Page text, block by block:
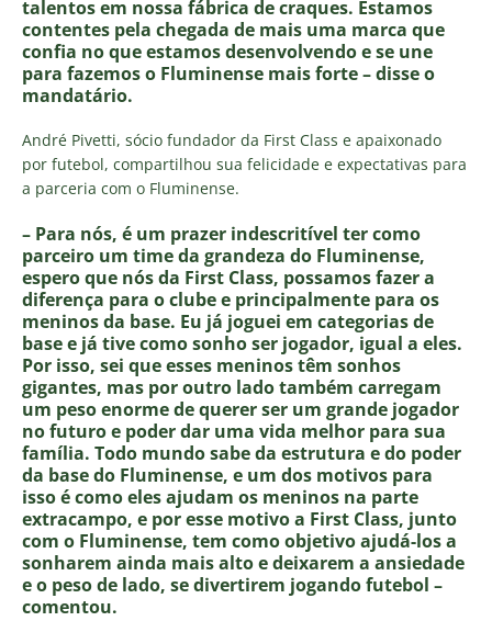
talentos em nossa fábrica de craques. Estamos
contentes pela chegada de mais uma marca que
confia no que estamos desenvolvendo e se une
para fazemos o Fluminense mais forte – disse o
mandatário.
André Pivetti, sócio fundador da First Class e apaixonado
por futebol, compartilhou sua felicidade e expectativas para
a parceria com o Fluminense.
– Para nós, é um prazer indescritível ter como
parceiro um time da grandeza do Fluminense,
espero que nós da First Class, possamos fazer a
diferença para o clube e principalmente para os
meninos da base. Eu já joguei em categorias de
base e já tive como sonho ser jogador, igual a eles.
Por isso, sei que esses meninos têm sonhos
gigantes, mas por outro lado também carregam
um peso enorme de querer ser um grande jogador
no futuro e poder dar uma vida melhor para sua
família. Todo mundo sabe da estrutura e do poder
da base do Fluminense, e um dos motivos para
isso é como eles ajudam os meninos na parte
extracampo, e por esse motivo a First Class, junto
com o Fluminense, tem como objetivo ajudá-los a
sonharem ainda mais alto e deixarem a ansiedade
e o peso de lado, se divertirem jogando futebol –
comentou.